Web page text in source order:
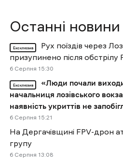
Останні новини
Ексклюзив
Рух поїздів через
призупинено після обстрілу
6 Cерпня 15:30
Ексклюзив
«Люди почали
начальниця лозівського
наявність укриттів не
6 Cерпня 15:21
На Дергачівщині FPV-дрон
групу
6 Cерпня 13:08